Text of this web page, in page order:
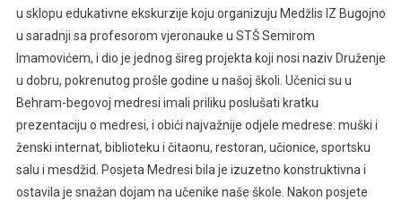
u sklopu edukativne ekskurzije koju organizuju Medžlis IZ Bugojno
u saradnji sa profesorom vjeronauke u STŠ Semirom
Imamovićem, i dio je jednog šireg projekta koji nosi naziv Druženje
u dobru, pokrenutog prošle godine u našoj školi. Učenici su u
Behram-begovoj medresi imali priliku poslušati kratku
prezentaciju o medresi, i obići najvažnije odjele medrese: muški i
ženski internat, biblioteku i čitaonu, restoran, učionice, sportsku
salu i mesdžid. Posjeta Medresi bila je izuzetno konstruktivna i
ostavila je snažan dojam na učenike naše škole. Nakon posjete